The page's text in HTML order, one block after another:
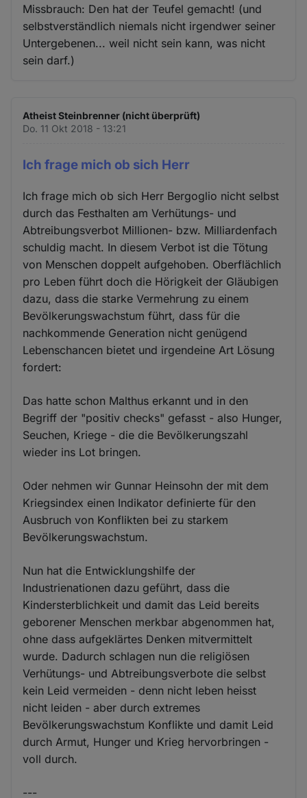
Missbrauch: Den hat der Teufel gemacht! (und
selbstverständlich niemals nicht irgendwer seiner
Untergebenen... weil nicht sein kann, was nicht
sein darf.)
Atheist Steinbrenner (nicht überprüft)
Do. 11 Okt 2018 - 13:21
Ich frage mich ob sich Herr
Ich frage mich ob sich Herr Bergoglio nicht selbst
durch das Festhalten am Verhütungs- und
Abtreibungsverbot Millionen- bzw. Milliardenfach
schuldig macht. In diesem Verbot ist die Tötung
von Menschen doppelt aufgehoben. Oberflächlich
pro Leben führt doch die Hörigkeit der Gläubigen
dazu, dass die starke Vermehrung zu einem
Bevölkerungswachstum führt, dass für die
nachkommende Generation nicht genügend
Lebenschancen bietet und irgendeine Art Lösung
fordert:
Das hatte schon Malthus erkannt und in den
Begriff der "positiv checks" gefasst - also Hunger,
Seuchen, Kriege - die die Bevölkerungszahl
wieder ins Lot bringen.
Oder nehmen wir Gunnar Heinsohn der mit dem
Kriegsindex einen Indikator definierte für den
Ausbruch von Konflikten bei zu starkem
Bevölkerungswachstum.
Nun hat die Entwicklungshilfe der
Industrienationen dazu geführt, dass die
Kindersterblichkeit und damit das Leid bereits
geborener Menschen merkbar abgenommen hat,
ohne dass aufgeklärtes Denken mitvermittelt
wurde. Dadurch schlagen nun die religiösen
Verhütungs- und Abtreibungsverbote die selbst
kein Leid vermeiden - denn nicht leben heisst
nicht leiden - aber durch extremes
Bevölkerungswachstum Konflikte und damit Leid
durch Armut, Hunger und Krieg hervorbringen -
voll durch.
---